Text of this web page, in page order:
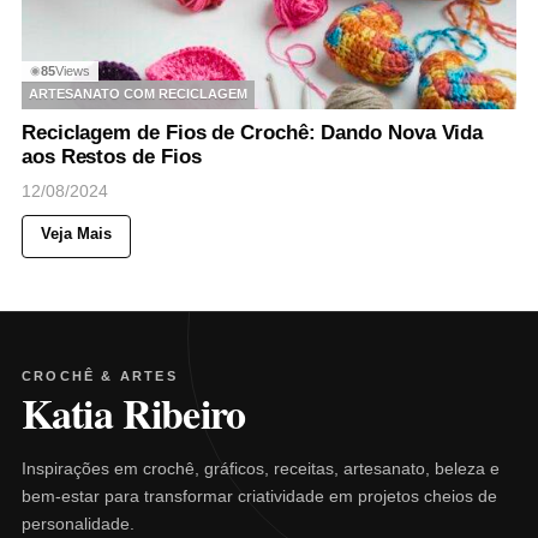
◉85Views
ARTESANATO COM RECICLAGEM
Reciclagem de Fios de Crochê: Dando Nova Vida
aos Restos de Fios
12/08/2024
Veja Mais
CROCHÊ & ARTES
Katia Ribeiro
Inspirações em crochê, gráficos, receitas, artesanato, beleza e
bem-estar para transformar criatividade em projetos cheios de
personalidade.